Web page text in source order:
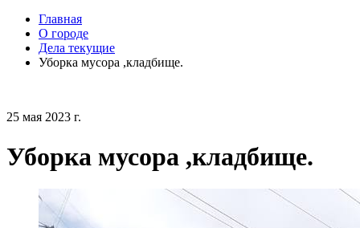
Главная
О городе
Дела текущие
Уборка мусора ,кладбище.
25 мая 2023 г.
Уборка мусора ,кладбище.